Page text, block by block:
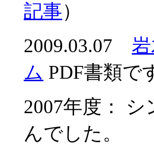
記事）
2009.03.07
ム PDF書類で
2007年度：
んでした。